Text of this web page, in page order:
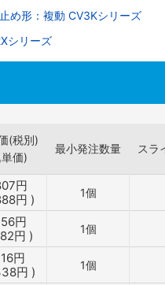
め形：複動 CV3Kシリーズ
シリーズ
(税別)
価)
最小発注数量 スラ
円
円 ) 1個
円
円 ) 1個
円
円 ) 1個